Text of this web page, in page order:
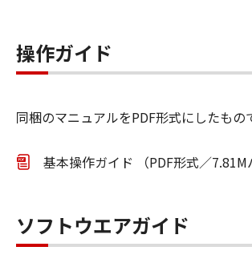
操作ガイド
同梱のマニュアルをPDF形式にしたもの
基本操作ガイド （PDF形式／7.81M
ソフトウエアガイド